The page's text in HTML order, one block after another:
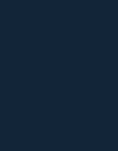
экран, цвет и пр.)